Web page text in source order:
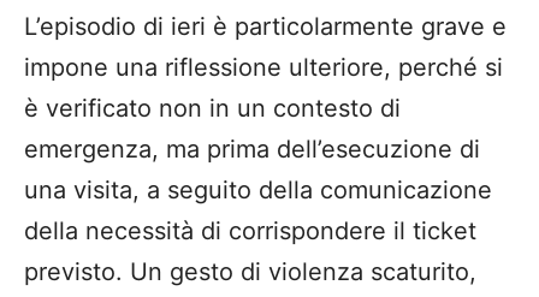
L’episodio di ieri è particolarmente grave e
impone una riflessione ulteriore, perché si
è verificato non in un contesto di
emergenza, ma prima dell’esecuzione di
una visita, a seguito della comunicazione
della necessità di corrispondere il ticket
previsto. Un gesto di violenza scaturito,